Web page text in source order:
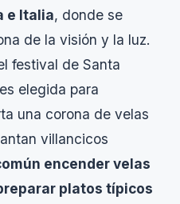
e Italia, donde se
de la visión y la luz.
festival de Santa
elegida para
una corona de velas
villancicos
encender velas
platos típicos